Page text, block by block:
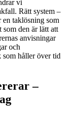
vi
Rätt system –
taklösning som
som den är lätt att
anvisningar
och
som håller över tid
–